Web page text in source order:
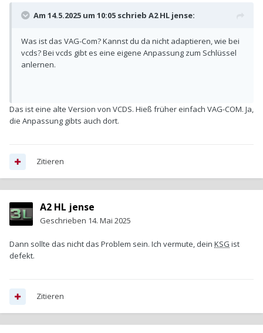
Am 14.5.2025 um 10:05 schrieb A2 HL jense:
Was ist das VAG-Com? Kannst du da nicht adaptieren, wie bei
vcds? Bei vcds gibt es eine eigene Anpassung zum Schlüssel
anlernen.
Das ist eine alte Version von VCDS. Hieß früher einfach VAG-COM. Ja,
die Anpassung gibts auch dort.
Zitieren
A2 HL jense
Geschrieben 14. Mai 2025
Dann sollte das nicht das Problem sein. Ich vermute, dein KSG ist
defekt.
Zitieren